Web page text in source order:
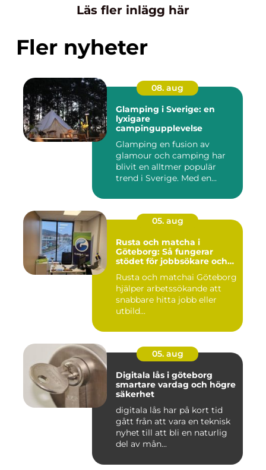
Läs fler inlägg här
Fler nyheter
08. aug
Glamping i Sverige: en
lyxigare
campingupplevelse
Glamping en fusion av
glamour och camping har
blivit en alltmer populär
trend i Sverige. Med en...
05. aug
Rusta och matcha i
Göteborg: Så fungerar
stödet för jobbsökare och
Rusta och matchai Göteborg
hjälper arbetssökande att
snabbare hitta jobb eller
utbild...
05. aug
Digitala lås i göteborg
smartare vardag och högre
säkerhet
digitala lås har på kort tid
gått från att vara en teknisk
nyhet till att bli en naturlig
del av mån...